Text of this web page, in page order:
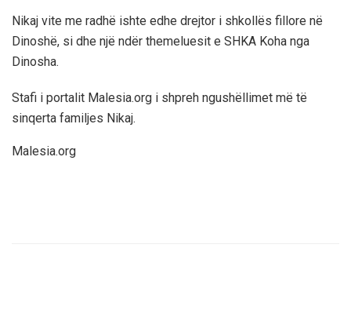
Nikaj vite me radhë ishte edhe drejtor i shkollës fillore në
Dinoshë, si dhe një ndër themeluesit e SHKA Koha nga
Dinosha.
Stafi i portalit Malesia.org i shpreh ngushëllimet më të
sinqerta familjes Nikaj.
Malesia.org